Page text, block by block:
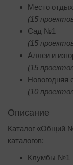
Место
(15
Сад №1
(15
Аллеи и
(15
Новогодняя
(10
Описание
Каталог «Общий
каталогов:
Клумбы №1